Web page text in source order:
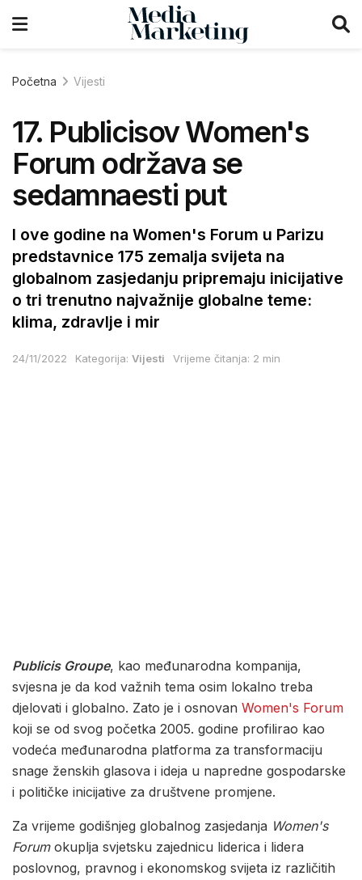
Početna Vijesti
17. Publicisov Women's
Forum održava se
sedamnaesti put
I ove godine na Women's Forum u Parizu
predstavnice 175 zemalja svijeta na
globalnom zasjedanju pripremaju inicijative
o tri trenutno najvažnije globalne teme:
klima, zdravlje i mir
24/11/2022 Kategorija: Vijesti Vrijeme čitanja: 2 min
Publicis Groupe, kao međunarodna kompanija,
svjesna je da kod važnih tema osim lokalno treba
djelovati i globalno. Zato je i osnovan Women's Forum
koji se od svog početka 2005. godine profilirao kao
vodeća međunarodna platforma za transformaciju
snage ženskih glasova i ideja u napredne gospodarske
i političke inicijative za društvene promjene.
Za vrijeme godišnjeg globalnog zasjedanja Women's
Forumokuplja svjetsku zajednicu liderica i lidera
poslovnog, pravnog i ekonomskog svijeta iz različitih